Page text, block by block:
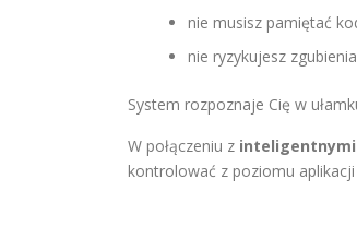
nie musisz pamiętać
nie ryzykujesz
System rozpoznaje Cię w
W połączeniu z
kontrolować z poziomu